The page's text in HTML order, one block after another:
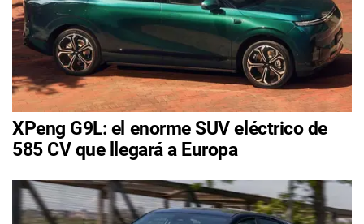
XPeng G9L: el enorme SUV eléctrico de
585 CV que llegará a Europa